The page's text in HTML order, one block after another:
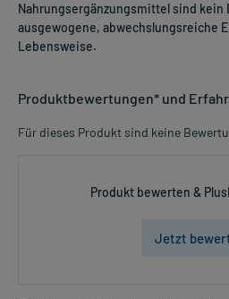
Nahrungsergänzungsmittel sind kein
ausgewogene, abwechslungsreiche
Lebensweise.
Produktbewertungen* und
Für dieses Produkt sind keine
Produkt bewerten &
Jetzt